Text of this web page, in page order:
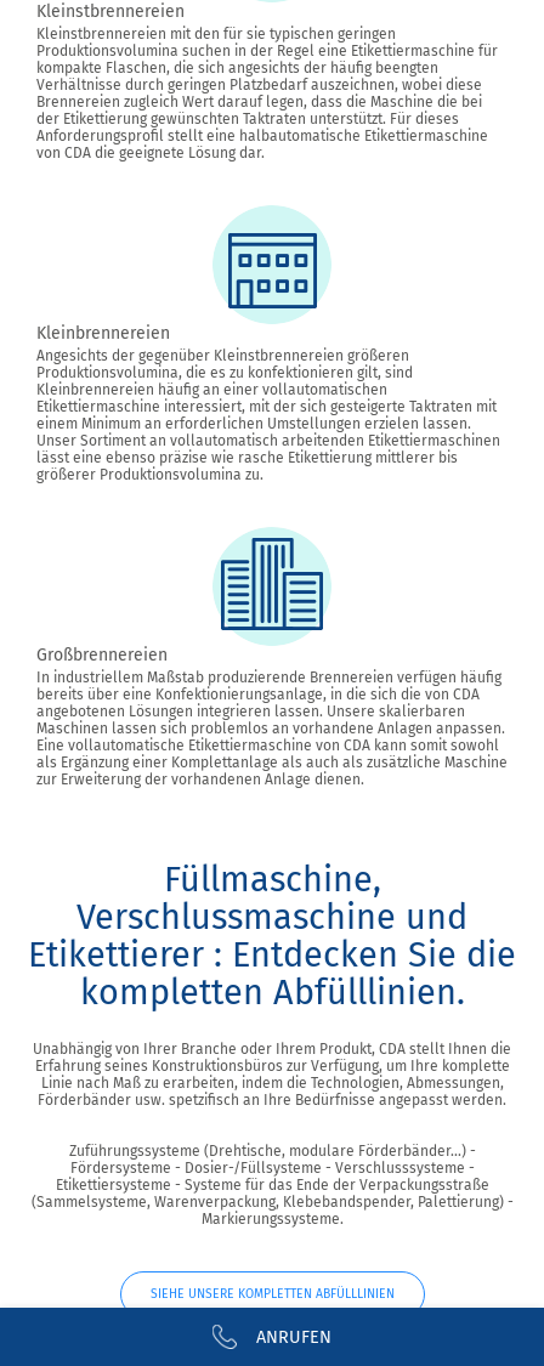
ANRUFEN
Kleinstbrennereien
Kleinstbrennereien mit den für sie typischen geringen
Produktionsvolumina suchen in der Regel eine Etikettiermaschine für
kompakte Flaschen, die sich angesichts der häufig beengten
Verhältnisse durch geringen Platzbedarf auszeichnen, wobei diese
Brennereien zugleich Wert darauf legen, dass die Maschine die bei
der Etikettierung gewünschten Taktraten unterstützt. Für dieses
Anforderungsprofil stellt eine halbautomatische Etikettiermaschine
von CDA die geeignete Lösung dar.
Kleinbrennereien
Angesichts der gegenüber Kleinstbrennereien größeren
Produktionsvolumina, die es zu konfektionieren gilt, sind
Kleinbrennereien häufig an einer vollautomatischen
Etikettiermaschine interessiert, mit der sich gesteigerte Taktraten mit
einem Minimum an erforderlichen Umstellungen erzielen lassen.
Unser Sortiment an vollautomatisch arbeitenden Etikettiermaschinen
lässt eine ebenso präzise wie rasche Etikettierung mittlerer bis
größerer Produktionsvolumina zu.
Großbrennereien
In industriellem Maßstab produzierende Brennereien verfügen häufig
bereits über eine Konfektionierungsanlage, in die sich die von CDA
angebotenen Lösungen integrieren lassen. Unsere skalierbaren
Maschinen lassen sich problemlos an vorhandene Anlagen anpassen.
Eine vollautomatische Etikettiermaschine von CDA kann somit sowohl
als Ergänzung einer Komplettanlage als auch als zusätzliche Maschine
zur Erweiterung der vorhandenen Anlage dienen.
Füllmaschine,
Verschlussmaschine und
Etikettierer : Entdecken Sie die
kompletten Abfülllinien.
Unabhängig von Ihrer Branche oder Ihrem Produkt, CDA stellt Ihnen die
Erfahrung seines Konstruktionsbüros zur Verfügung, um Ihre komplette
Linie nach Maß zu erarbeiten, indem die Technologien, Abmessungen,
Förderbänder usw. spetzifisch an Ihre Bedürfnisse angepasst werden.
Zuführungssysteme (Drehtische, modulare Förderbänder...) -
Fördersysteme - Dosier-/Füllsysteme - Verschlusssysteme -
Etikettiersysteme - Systeme für das Ende der Verpackungsstraße
(Sammelsysteme, Warenverpackung, Klebebandspender, Palettierung) -
Markierungssysteme.
SIEHE UNSERE KOMPLETTEN ABFÜLLLINIEN